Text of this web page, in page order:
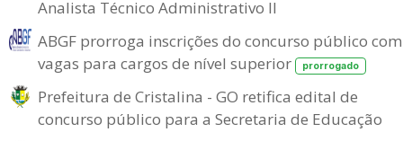
Analista Técnico Administrativo II
ABGF prorroga inscrições do concurso público com
vagas para cargos de nível superior
prorrogado
Prefeitura de Cristalina - GO retifica edital de
concurso público para a Secretaria de Educação